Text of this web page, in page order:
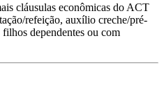
cláusulas econômicas do ACT
refeição, auxílio creche/pré-
dependentes ou com